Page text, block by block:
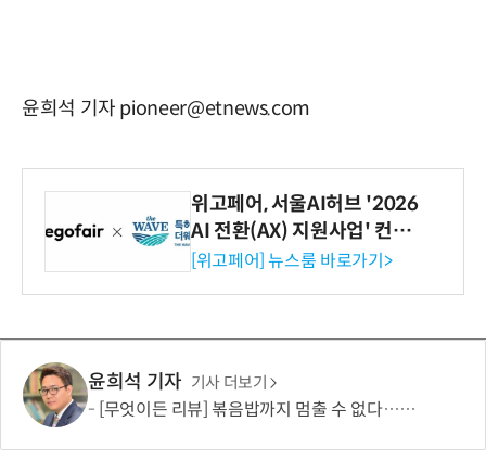
윤희석 기자 pioneer@etnews.com
위고페어, 서울AI허브 '2026
AI 전환(AX) 지원사업' 컨소
시엄 선정
[위고페어] 뉴스룸 바로가기>
윤희석 기자 기사 더보기
[무엇이든 리뷰] 볶음밥까지 멈출 수 없다…하림 '별미요리 닭갈비' 한 끼 실험